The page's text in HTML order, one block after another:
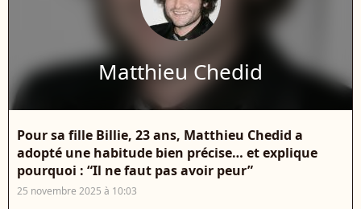
Matthieu Chedid
Pour sa fille Billie, 23 ans, Matthieu Chedid a
adopté une habitude bien précise… et explique
pourquoi : “Il ne faut pas avoir peur”
25 novembre 2025 à 10:03